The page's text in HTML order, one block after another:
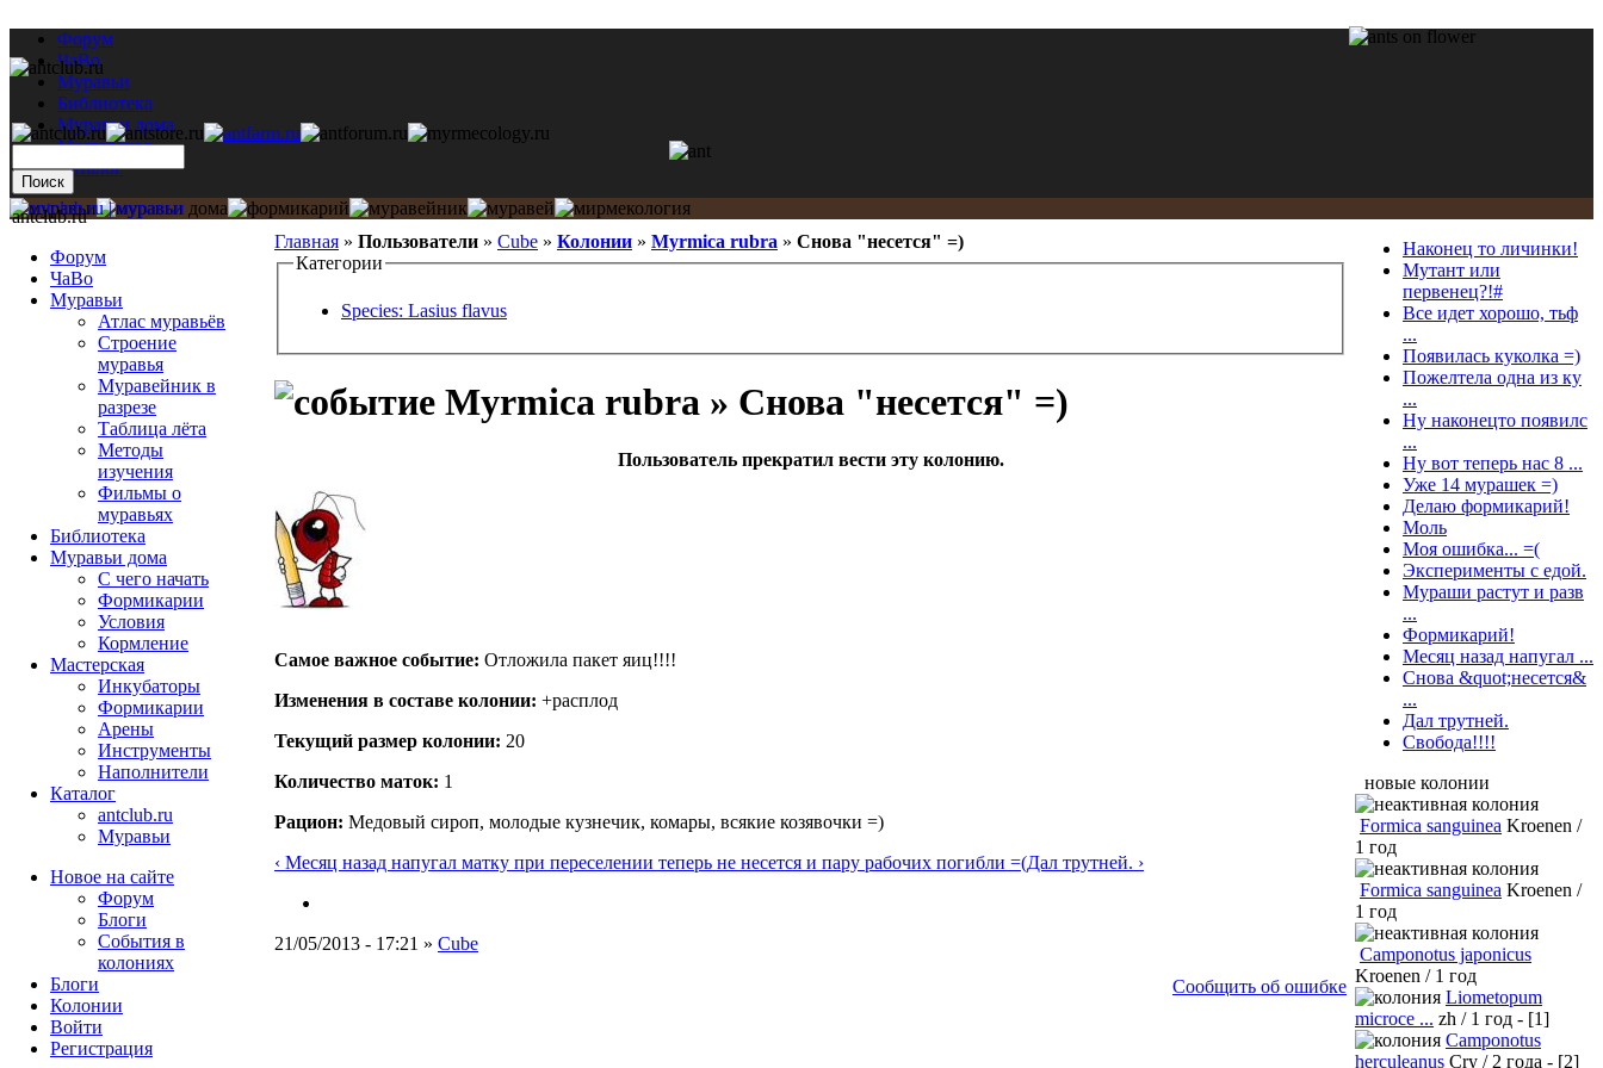
Форум
ЧаВо
Муравьи
Библиотека
Муравьи дома
Мастерская
Каталог
Главная » Пользователи » Cube » Колонии » Myrmica rubra » Снова "несется" =)
Категории
Species: Lasius flavus
Myrmica rubra » Снова "несется" =)
Пользователь прекратил вести эту колонию.
Самое важное событие: Отложила пакет яиц!!!!
Изменения в составе кoлонии: +расплод
Текущий размер кoлонии: 20
Количество маток: 1
Рацион: Медовый сироп, молодые кузнечик, комары, всякие козявочки =)
‹ Месяц назад напугал матку при переселении теперь не несется и пару рабочих погибли =(Дал трутней. ›
21/05/2013 - 17:21 » Cube
Сообщить об ошибке
antclub.ru
Форум
ЧаВо
Муравьи
Атлас муравьёв
Строение
муравья
Муравейник в
разрезе
Таблица лёта
Методы
изучения
Фильмы о
муравьях
Библиотека
Муравьи дома
С чего начать
Формикарии
Условия
Кормление
Мастерская
Инкубаторы
Формикарии
Арены
Инструменты
Наполнители
Каталог
antclub.ru
Муравьи
Новое на сайте
Форум
Блоги
События в
колониях
Блоги
Колонии
Войти
Peгиcтpaция
Наконец то личинки!
Мутант или
первенец?!#
Все идет хорошо, тьф
...
Появилась куколка =)
Пожелтела одна из ку
...
Ну наконецто появилс
...
Ну вот теперь нас 8 ...
Уже 14 мурашек =)
Делаю формикарий!
Моль
Моя ошибка... =(
Эксперименты с едой.
Мураши растут и разв
...
Формикарий!
Месяц назад напугал ...
Снова &quot;несется&
...
Дал трутней.
Свобода!!!!
новые колонии
Formica sanguinea Kroenen /
1 год
Formica sanguinea Kroenen /
1 год
Camponotus japonicus
Kroenen / 1 год
Liometopum
microce ... zh / 1 год - [1]
Camponotus
herculeanus Cry / 2 года - [2]